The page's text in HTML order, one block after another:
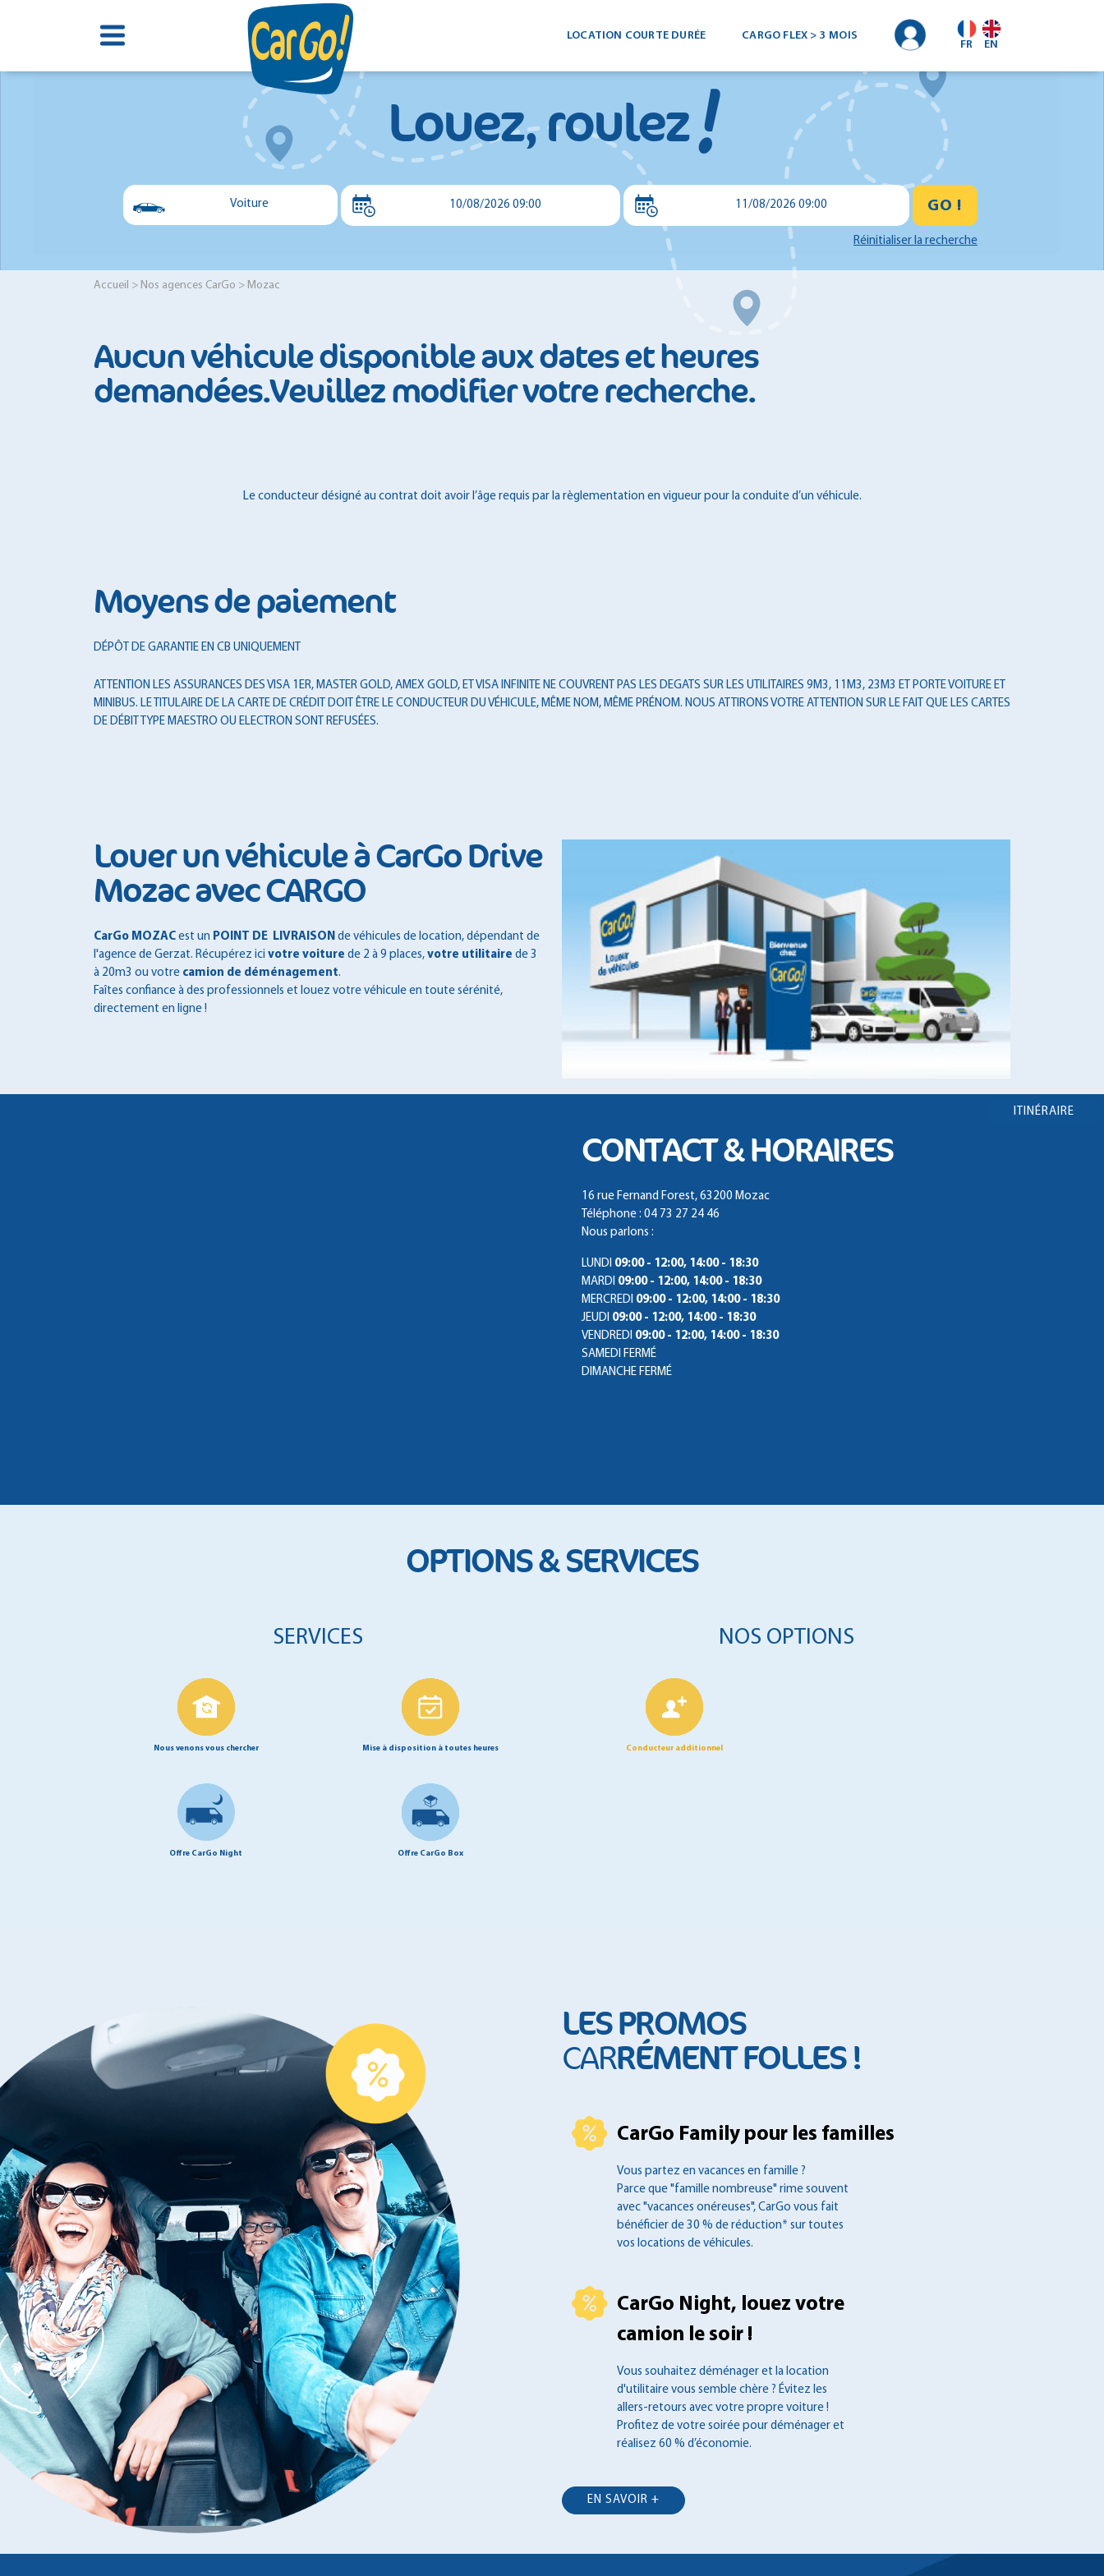
LOCATION COURTE DURÉE CARGO FLEX > 3 MOIS
FR EN
Louez, roulez!
Voiture 10/08/2026 09:00 11/08/2026 09:00 GO !
Réinitialiser la recherche
Accueil > Nos agences CarGo > Mozac
Aucun véhicule disponible aux dates et heures
demandées.Veuillez modifier votre recherche.
Le conducteur désigné au contrat doit avoir l’âge requis par la règlementation en vigueur pour la conduite d’un véhicule.
Moyens de paiement
DÉPÔT DE GARANTIE EN CB UNIQUEMENT
ATTENTION LES ASSURANCES DES VISA 1ER, MASTER GOLD, AMEX GOLD, ET VISA INFINITE NE COUVRENT PAS LES DEGATS SUR LES UTILITAIRES 9M3, 11M3, 23M3 ET PORTE VOITURE ET
MINIBUS. LE TITULAIRE DE LA CARTE DE CRÉDIT DOIT ÊTRE LE CONDUCTEUR DU VÉHICULE, MÊME NOM, MÊME PRÉNOM. NOUS ATTIRONS VOTRE ATTENTION SUR LE FAIT QUE LES CARTES
DE DÉBIT TYPE MAESTRO OU ELECTRON SONT REFUSÉES.
Louer un véhicule à CarGo Drive
Mozac avec CARGO
CarGo MOZAC est un POINT DE LIVRAISON de véhicules de location, dépendant de
l'agence de Gerzat. Récupérez ici votre voiture de 2 à 9 places, votre utilitaire de 3
à 20m3 ou votre camion de déménagement.
Faîtes confiance à des professionnels et louez votre véhicule en toute sérénité,
directement en ligne !
ITINÉRAIRE
CONTACT & HORAIRES
16 rue Fernand Forest, 63200 Mozac
Téléphone : 04 73 27 24 46
Nous parlons :
LUNDI 09:00 - 12:00, 14:00 - 18:30
MARDI 09:00 - 12:00, 14:00 - 18:30
MERCREDI 09:00 - 12:00, 14:00 - 18:30
JEUDI 09:00 - 12:00, 14:00 - 18:30
VENDREDI 09:00 - 12:00, 14:00 - 18:30
SAMEDI FERMÉ
DIMANCHE FERMÉ
OPTIONS & SERVICES
SERVICES
Nous venons vous chercher Mise à disposition à toutes heures
Offre CarGo Night Offre CarGo Box
NOS OPTIONS
Conducteur additionnel
LES PROMOS
CARRÉMENT FOLLES !
CarGo Family pour les familles
Vous partez en vacances en famille ?
Parce que "famille nombreuse" rime souvent
avec "vacances onéreuses", CarGo vous fait
bénéficier de 30 % de réduction* sur toutes
vos locations de véhicules.
CarGo Night, louez votre
camion le soir !
Vous souhaitez déménager et la location
d'utilitaire vous semble chère ? Évitez les
allers-retours avec votre propre voiture !
Profitez de votre soirée pour déménager et
réalisez 60 % d’économie.
EN SAVOIR +